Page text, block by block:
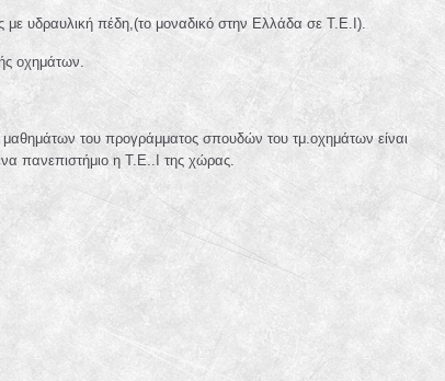
υδραυλική πέδη,(το μοναδικό στην Ελλάδα σε Τ.Ε.Ι).
οχημάτων.
μαθημάτων του προγράμματος σπουδών του τμ.οχημάτων είναι
πανεπιστήμιο η Τ.Ε..Ι της χώρας.